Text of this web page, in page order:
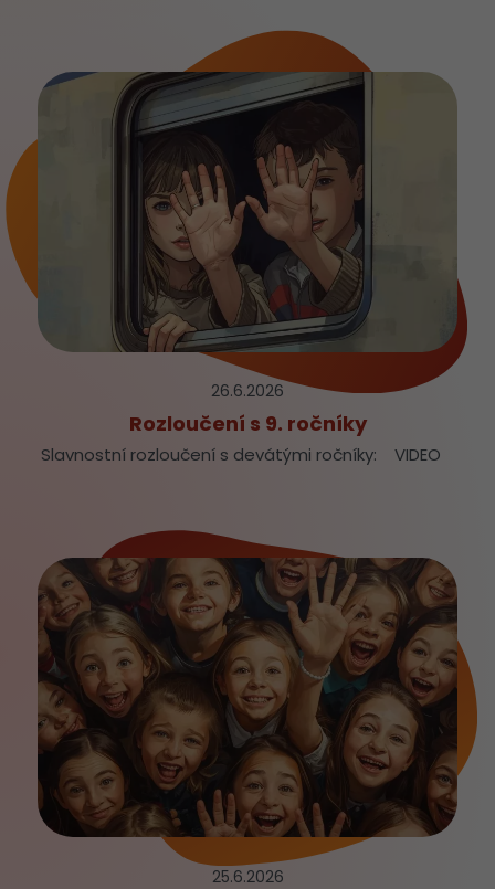
26.6.2026
Rozloučení s 9. ročníky
Slavnostní rozloučení s devátými ročníky: VIDEO
25.6.2026